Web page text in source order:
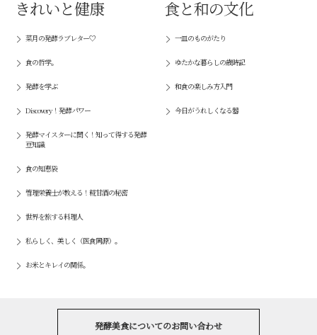
きれいと健康
菜月の発酵ラブレター♡
食の哲学。
発酵を学ぶ
Discovery！発酵パワー
発酵マイスターに聞く！知って得する発酵
豆知識
食の知恵袋
管理栄養士が教える！糀甘酒の秘密
世界を旅する料理人
私らしく、美しく（医食同源）。
お米とキレイの関係。
食と和の文化
一皿のものがたり
ゆたかな暮らしの歳時記
和食の楽しみ方入門
今日がうれしくなる器
発酵美食についてのお問い合わせ